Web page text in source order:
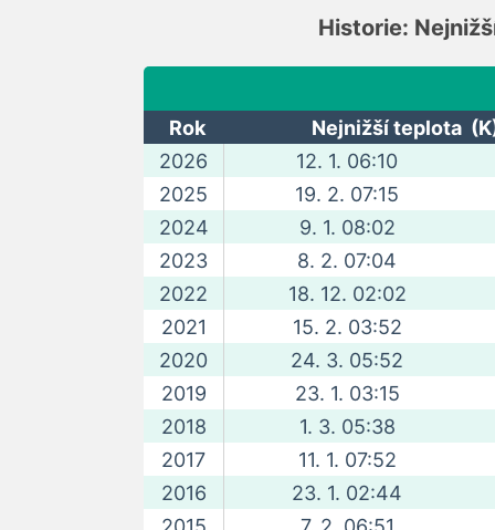
Historie:
Rok
Nejnižší teplota
2026
12. 1. 06:10
2025
19. 2. 07:15
2024
9. 1. 08:02
2023
8. 2. 07:04
2022
18. 12. 02:02
2021
15. 2. 03:52
2020
24. 3. 05:52
2019
23. 1. 03:15
2018
1. 3. 05:38
2017
11. 1. 07:52
2016
23. 1. 02:44